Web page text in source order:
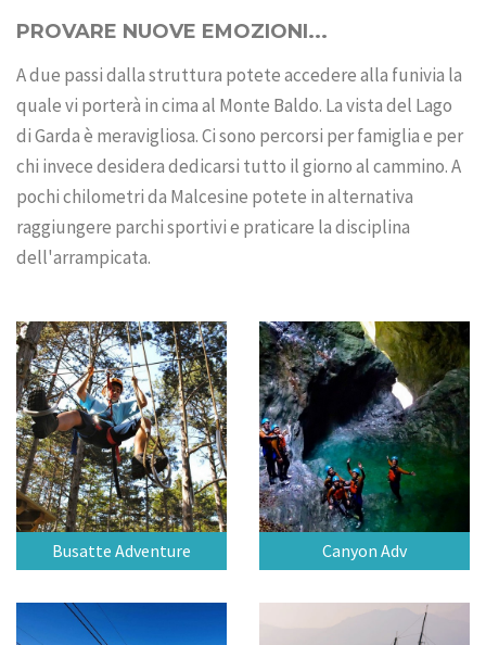
PROVARE NUOVE EMOZIONI...
A due passi dalla struttura potete accedere alla funivia la
quale vi porterà in cima al Monte Baldo. La vista del Lago
di Garda è meravigliosa. Ci sono percorsi per famiglia e per
chi invece desidera dedicarsi tutto il giorno al cammino. A
pochi chilometri da Malcesine potete in alternativa
raggiungere parchi sportivi e praticare la disciplina
dell'arrampicata.
Busatte Adventure Canyon Adv